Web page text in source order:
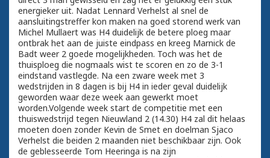
energieker uit. Nadat Lennard Verhelst al snel de
aansluitingstreffer kon maken na goed storend werk van
Michel Mullaert was H4 duidelijk de betere ploeg maar
ontbrak het aan de juiste eindpass en kreeg Marnick de
Badt weer 2 goede mogelijkheden. Toch was het de
thuisploeg die nogmaals wist te scoren en zo de 3-1
eindstand vastlegde. Na een zware week met 3
wedstrijden in 8 dagen is bij H4 in ieder geval duidelijk
geworden waar deze week aan gewerkt moet
worden.Volgende week start de competitie met een
thuiswedstrijd tegen Nieuwland 2 (14.30) H4 zal dit helaas
moeten doen zonder Kevin de Smet en doelman Sjaco
Verhelst die beiden 2 maanden niet beschikbaar zijn. Ook
de geblesseerde Tom Heeringa is na zijn